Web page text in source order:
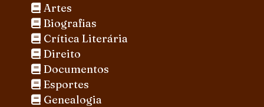
Artes
Biografias
Crítica Literária
Direito
Documentos
Esportes
Genealogia